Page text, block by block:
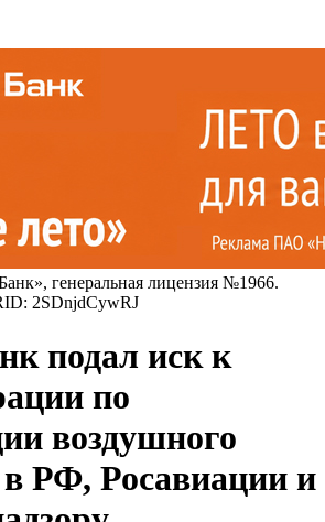
генеральная лицензия №1966.
2SDnjdCywRJ
подал иск к
по
воздушного
РФ, Росавиации и